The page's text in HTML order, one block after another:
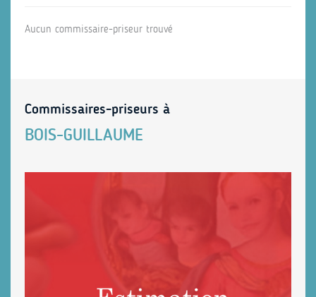
Aucun commissaire-priseur trouvé
Commissaires-priseurs à
BOIS-GUILLAUME